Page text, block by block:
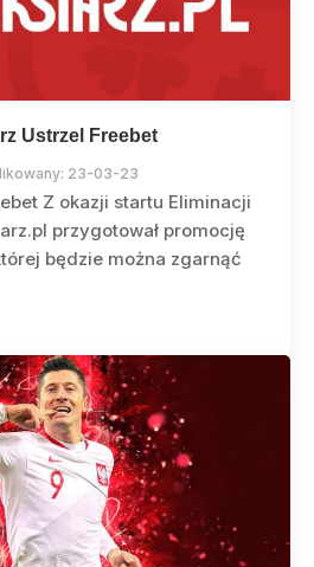
Ustrzel Freebet
23-03-23
Z okazji startu Eliminacji
przygotował promocję
będzie można zgarnąć